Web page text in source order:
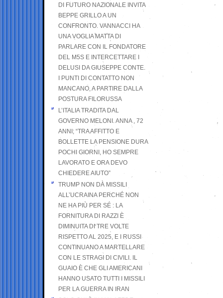
DI FUTURO NAZIONALE INVITA
BEPPE GRILLO A UN
CONFRONTO. VANNACCI HA
UNA VOGLIA MATTA DI
PARLARE CON IL FONDATORE
DEL M5S E INTERCETTARE I
DELUSI DA GIUSEPPE CONTE.
I PUNTI DI CONTATTO NON
MANCANO, A PARTIRE DALLA
POSTURA FILORUSSA
L’ITALIA TRADITA DAL
GOVERNO MELONI. ANNA , 72
ANNI; “TRA AFFITTO E
BOLLETTE LA PENSIONE DURA
POCHI GIORNI, HO SEMPRE
LAVORATO E ORA DEVO
CHIEDERE AIUTO”
TRUMP NON DÀ MISSILI
ALL’UCRAINA PERCHÉ NON
NE HA PIÙ PER SÉ : LA
FORNITURA DI RAZZI È
DIMINUITA DI TRE VOLTE
RISPETTO AL 2025, E I RUSSI
CONTINUANO A MARTELLARE
CON LE STRAGI DI CIVILI. IL
GUAIO È CHE GLI AMERICANI
HANNO USATO TUTTI I MISSILI
PER LA GUERRA IN IRAN